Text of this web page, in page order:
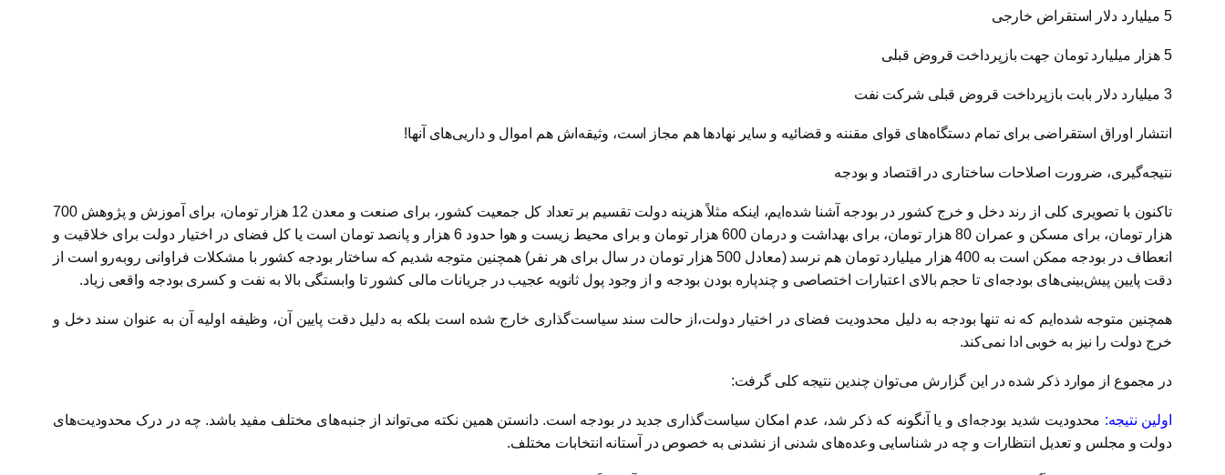
5 میلیارد دلار استقراض خارجی
5 هزار میلیارد تومان جهت بازپرداخت قروض قبلی
3 میلیارد دلار بابت بازپرداخت قروض قبلی شرکت نفت
انتشار اوراق استقراضی برای تمام دستگاه‌های قوای مقننه و قضائیه و سایر نهادها هم مجاز است، وثیقه‌اش هم اموال و داریی‌های آنها!
نتیجه‌گیری، ضرورت اصلاحات ساختاری در اقتصاد و بودجه
تاکنون با تصویری کلی از رند دخل و خرج کشور در بودجه آشنا شده‌ایم، اینکه مثلاً هزینه دولت تقسیم بر تعداد کل جمعیت کشور، برای صنعت و معدن 12 هزار تومان، برای آموزش و پژوهش 700
هزار تومان، برای مسکن و عمران 80 هزار تومان، برای بهداشت و درمان 600 هزار تومان و برای محیط زیست و هوا حدود 6 هزار و پانصد تومان است یا کل فضای در اختیار دولت برای خلاقیت و
انعطاف در بودجه ممکن است به 400 هزار میلیارد تومان هم نرسد (معادل 500 هزار تومان در سال برای هر نفر) همچنین متوجه شدیم که ساختار بودجه کشور با مشکلات فراوانی روبه‌رو است از
دقت پایین پیش‌بینی‌های بودجه‌ای تا حجم بالای اعتبارات اختصاصی و چند‌پاره بودن بودجه و از وجود پول ثانویه عجیب در جریانات مالی کشور تا وابستگی بالا به نفت و کسری بودجه واقعی زیاد.
همچنین متوجه شده‌ایم که نه تنها بودجه به دلیل محدودیت‌ فضای در اختیار دولت،‌از حالت سند سیاست‌گذاری خارج شده است بلکه به دلیل دقت پایین آن، وظیفه اولیه آن به عنوان سند دخل و
خرج دولت را نیز به خوبی ادا نمی‌کند.
در مجموع از موارد ذکر شده در این گزارش می‌توان چندین نتیجه کلی گرفت:
اولین نتیجه:‌ محدودیت شدید بودجه‌ای و یا آنگونه که ذکر شد،‌ عدم امکان سیاست‌‌‌گذاری جدید در بودجه است. دانستن همین نکته می‌تواند از جنبه‌های مختلف مفید باشد. چه در درک محدودیت‌های
دولت و مجلس و تعدیل انتظارات و چه در شناسایی وعده‌های شدنی از نشدنی به خصوص در آستانه انتخابات مختلف.